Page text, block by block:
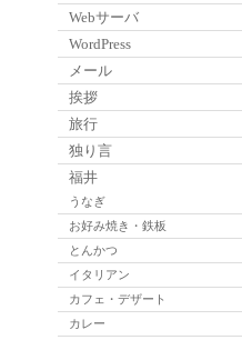
Webサーバ
WordPress
メール
挨拶
旅行
独り言
福井
うなぎ
お好み焼き・鉄板
とんかつ
イタリアン
カフェ・デザート
カレー